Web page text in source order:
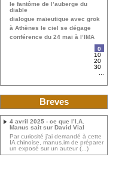
le fantôme de l’auberge du
diable
dialogue maïeutique avec grok
à Athènes le ciel se dégage
conférence du 24 mai à l’IMA
0
10
20
30
Breves
4 avril 2025 - ce que l’I.A.
Manus sait sur David Vial
Par curiosité j’ai demandé à cette
IA chinoise, manus.im de préparer
un exposé sur un auteur (...)